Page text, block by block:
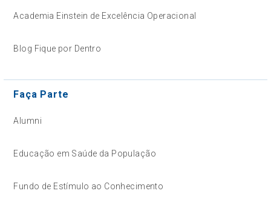
Academia Einstein de Excelência Operacional
Blog Fique por Dentro
Faça Parte
Alumni
Educação em Saúde da População
Fundo de Estímulo ao Conhecimento